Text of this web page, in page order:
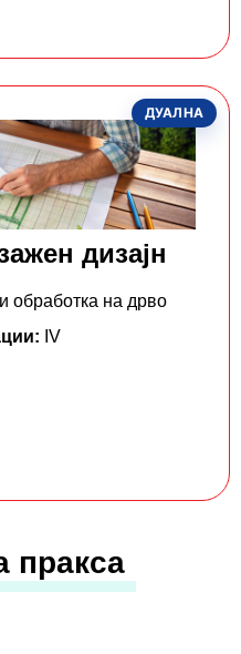
ДУАЛНА
дизајн
обработка на дрво
IV
пракса